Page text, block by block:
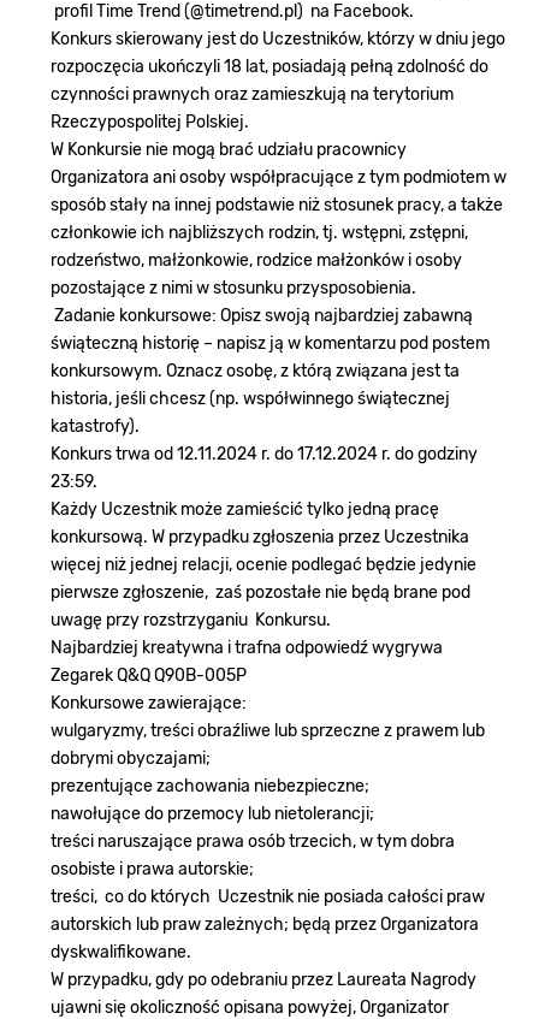
profil Time Trend (@timetrend.pl) na Facebook.
Konkurs skierowany jest do Uczestników, którzy w dniu jego
rozpoczęcia ukończyli 18 lat, posiadają pełną zdolność do
czynności prawnych oraz zamieszkują na terytorium
Rzeczypospolitej Polskiej.
W Konkursie nie mogą brać udziału pracownicy
Organizatora ani osoby współpracujące z tym podmiotem w
sposób stały na innej podstawie niż stosunek pracy, a także
członkowie ich najbliższych rodzin, tj. wstępni, zstępni,
rodzeństwo, małżonkowie, rodzice małżonków i osoby
pozostające z nimi w stosunku przysposobienia.
Zadanie konkursowe: Opisz swoją najbardziej zabawną
świąteczną historię – napisz ją w komentarzu pod postem
konkursowym. Oznacz osobę, z którą związana jest ta
historia, jeśli chcesz (np. współwinnego świątecznej
katastrofy).
Konkurs trwa od 12.11.2024 r. do 17.12.2024 r. do godziny
23:59.
Każdy Uczestnik może zamieścić tylko jedną pracę
konkursową. W przypadku zgłoszenia przez Uczestnika
więcej niż jednej relacji, ocenie podlegać będzie jedynie
pierwsze zgłoszenie, zaś pozostałe nie będą brane pod
uwagę przy rozstrzyganiu Konkursu.
Najbardziej kreatywna i trafna odpowiedź wygrywa
Zegarek Q&Q Q90B-005P
Konkursowe zawierające:
wulgaryzmy, treści obraźliwe lub sprzeczne z prawem lub
dobrymi obyczajami;
prezentujące zachowania niebezpieczne;
nawołujące do przemocy lub nietolerancji;
treści naruszające prawa osób trzecich, w tym dobra
osobiste i prawa autorskie;
treści, co do których Uczestnik nie posiada całości praw
autorskich lub praw zależnych; będą przez Organizatora
dyskwalifikowane.
W przypadku, gdy po odebraniu przez Laureata Nagrody
ujawni się okoliczność opisana powyżej, Organizator